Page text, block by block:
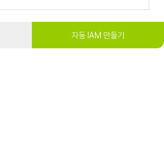
자동 IAM 만들기